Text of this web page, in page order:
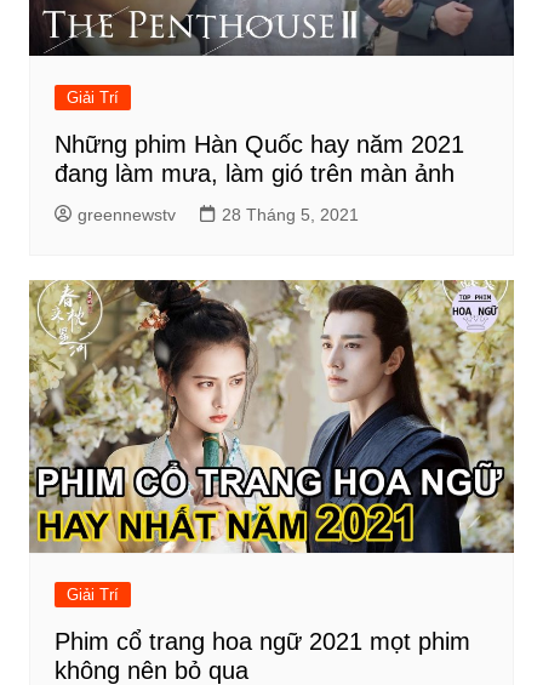
Giải Trí
Những phim Hàn Quốc hay năm 2021
đang làm mưa, làm gió trên màn ảnh
greennewstv 28 Tháng 5, 2021
Giải Trí
Phim cổ trang hoa ngữ 2021 mọt phim
không nên bỏ qua